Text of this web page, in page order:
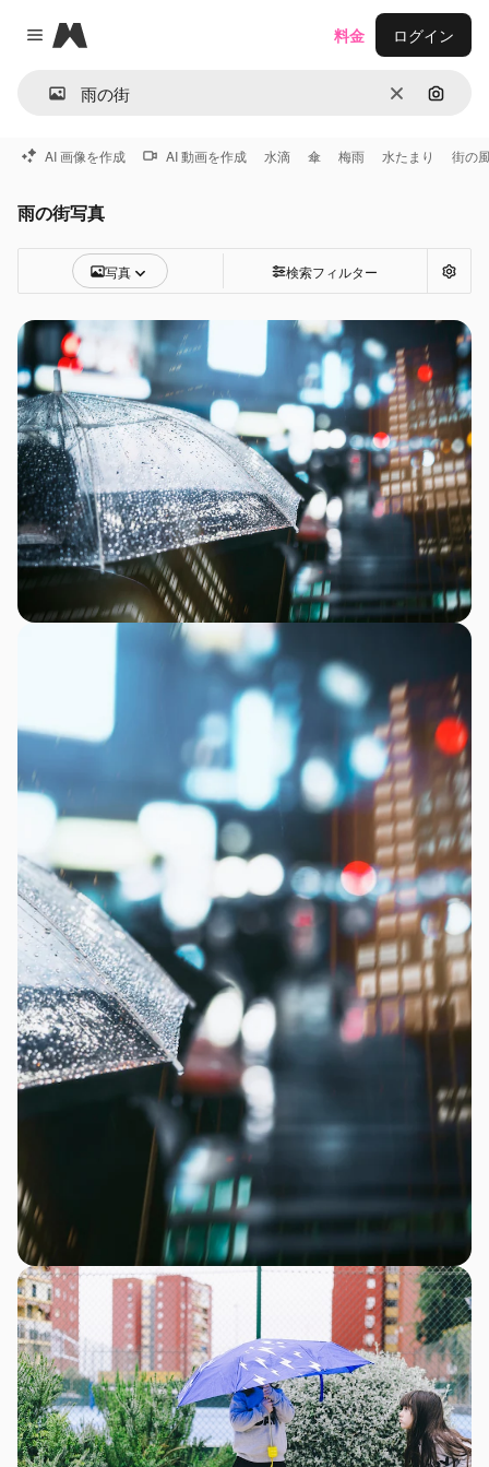
Close menu
Magnific
消去 画像で
料金 ログイン
AI 画像を作成 AI 動画を作成 水滴 傘 梅雨 水たまり 街の
雨の街写真
写真 検索フィルター